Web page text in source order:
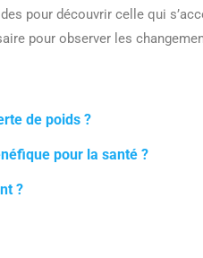
pour découvrir celle qui
pour observer les
de poids ?
pour la santé ?
?